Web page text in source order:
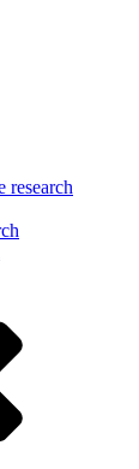
research